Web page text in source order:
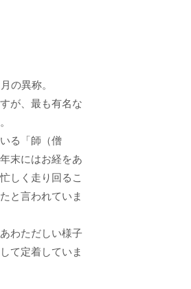
の異称。
が、最も有名な
る「師（僧
末にはお経をあ
しく走り回るこ
と言われていま
わただしい様子
て定着していま